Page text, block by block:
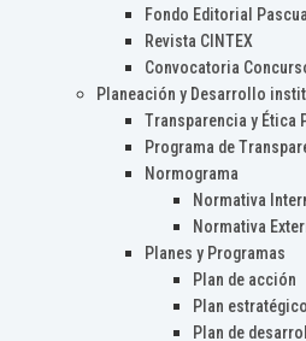
Fondo Editorial
Revista CINTEX
Convocatoria
Planeación y Desarrollo
Transparencia y Ética
Programa de
Normograma
Normativa
Normativa
Planes y Programas
Plan de acción
Plan
Plan de